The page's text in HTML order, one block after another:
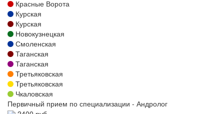
Красные Ворота
Курская
Курская
Новокузнецкая
Смоленская
Таганская
Таганская
Третьяковская
Третьяковская
Чкаловская
Первичный прием по специализации - Андролог